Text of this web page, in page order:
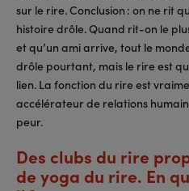
sur le rire. Conclusion : on ne rit
histoire drôle. Quand rit-on le
et qu’un ami arrive, tout le
drôle pourtant, mais le rire est
lien. La fonction du rire est
accélérateur de relations
peur.
Des clubs du rire
de yoga du rire. En